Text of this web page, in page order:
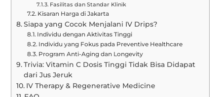
Fasilitas dan Standar Klinik
Kisaran Harga di Jakarta
Siapa yang Cocok Menjalani IV Drips?
Individu dengan Aktivitas Tinggi
Individu yang Fokus pada Preventive Healthcare
Program Anti-Aging dan Longevity
Trivia: Vitamin C Dosis Tinggi Tidak Bisa Didapat
dari Jus Jeruk
IV Therapy & Regenerative Medicine